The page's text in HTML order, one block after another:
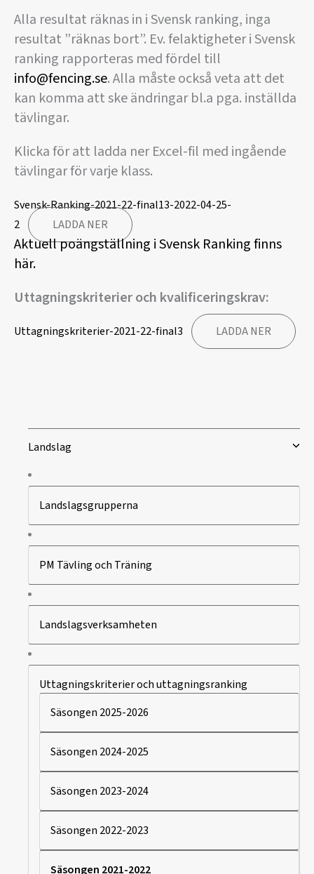
Alla resultat räknas in i Svensk ranking, inga
resultat ”räknas bort”. Ev. felaktigheter i Svensk
ranking rapporteras med fördel till
info@fencing.se. Alla måste också veta att det
kan komma att ske ändringar bl.a pga. inställda
tävlingar.
Klicka för att ladda ner Excel-fil med ingående
tävlingar för varje klass.
Svensk-Ranking-2021-22-final13-2022-04-25-
2
LADDA NER
Aktuell poängställning i Svensk Ranking finns
här.
Uttagningskriterier och kvalificeringskrav:
Uttagningskriterier-2021-22-final3 LADDA NER
Landslag
Landslagsgrupperna
PM Tävling och Träning
Landslagsverksamheten
Uttagningskriterier och uttagningsranking
Säsongen 2025-2026
Säsongen 2024-2025
Säsongen 2023-2024
Säsongen 2022-2023
Säsongen 2021-2022